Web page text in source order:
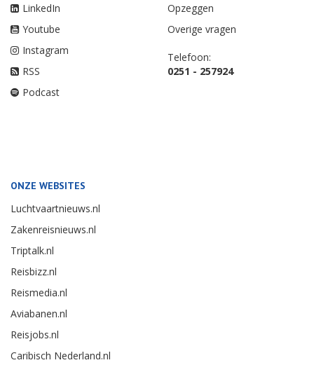
LinkedIn
Youtube
Instagram
RSS
Podcast
Opzeggen
Overige vragen
Telefoon:
0251 - 257924
ONZE WEBSITES
Luchtvaartnieuws.nl
Zakenreisnieuws.nl
Triptalk.nl
Reisbizz.nl
Reismedia.nl
Aviabanen.nl
Reisjobs.nl
Caribisch Nederland.nl